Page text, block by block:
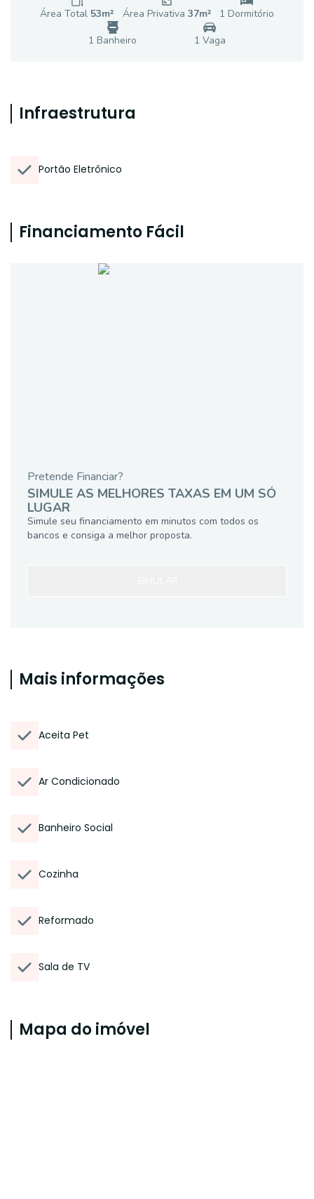
Área Total 53m² Área Privativa 37m² 1 Dormitório
1 Banheiro 1 Vaga
Infraestrutura
Portão Eletrônico
Financiamento Fácil
Pretende Financiar?
SIMULE AS MELHORES TAXAS EM UM SÓ
LUGAR
Simule seu financiamento em minutos com todos os
bancos e consiga a melhor proposta.
Mais informações
Aceita Pet
Ar Condicionado
Banheiro Social
Cozinha
Reformado
Sala de TV
Mapa do imóvel